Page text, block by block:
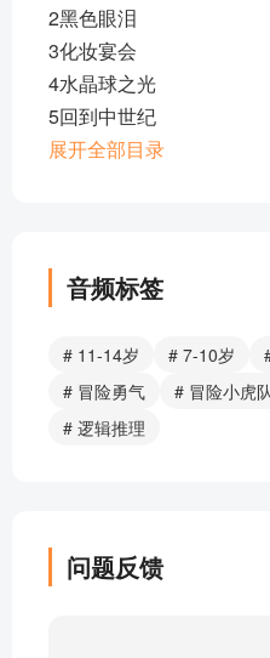
2黑色眼泪
3化妆宴会
4水晶球之光
5回到中世纪
6黑猫的眼睛
10金色眼泪
11电子追踪
12阴森荒凉的“鬼宅”
13巫师的王国
15诡异的魔法课
18重要发现
19不可思议的计划
展开全部目录
音频标签
# 11-14岁 # 7-10岁
# 冒险勇气
# 冒险小虎
# 逻辑推理
问题反馈